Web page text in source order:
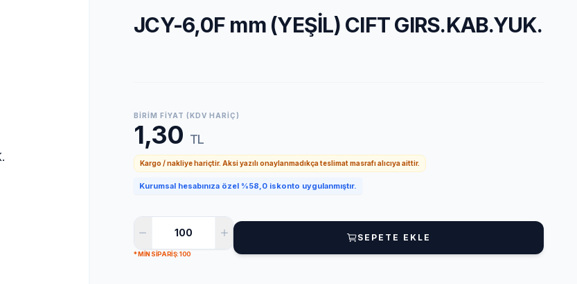
JCY-6,0F mm (YEŞİL) CIFT GIRS.KAB.YUK.
BIRIM FIYAT (KDV HARIÇ)
1,30 TL
Kargo / nakliye hariçtir. Aksi yazılı onaylanmadıkça teslimat masrafı alıcıya aittir.
Kurumsal hesabınıza özel %58,0 iskonto uygulanmıştır.
* MIN SIPARIŞ: 100
SEPETE EKLE